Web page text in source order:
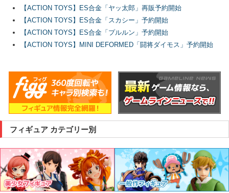
【ACTION TOYS】ES合金「ヤッ太郎」再販予約開始
【ACTION TOYS】ES合金「スカシー」予約開始
【ACTION TOYS】ES合金「プルルン」予約開始
【ACTION TOYS】MINI DEFORMED「闘将ダイモス」予約開始
フィギュア カテゴリー別